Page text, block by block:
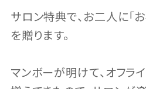
サロン特典で、お二人に「
を贈ります。
マンボーが明けて、オフラ